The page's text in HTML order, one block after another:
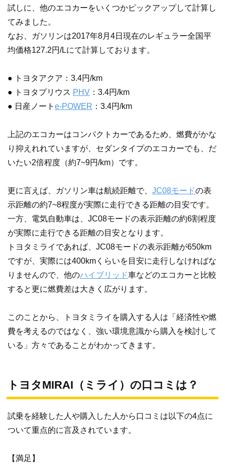
試しに、他のエコカーをいくつかピックアップして計算し
てみました。
なお、ガソリンは2017年8月4日現在のレギュラー全国平
均価格127.2円/Lにて計算しております。
● トヨタアクア：3.4円/km
● トヨタプリウス PHV ：3.4円/km
● 日産ノート e-POWER ：3.4円/km
上記のエコカーはコンパクトカーであるため、燃費がかな
り抑えれれていますが、セダンタイプのエコカーでも、だ
いたい2倍程度（約7~9円/km）です。
更に言えば、ガソリン車は航続距離で、 JC08モードの表
示距離の約7~8程度が実際に走行できる距離の目安です。
一方、電気自動車は、JC08モードの表示距離の約6割程度
が実際に走行できる距離の目安となります。
トヨタミライであれば、JC08モードの表示距離が650km
ですが、実際には400kmくらいを目安に走行しなければな
りませんので、他のハイブリッド車などのエコカーと比較
すると更に燃費差は大きく広がります。
このことから、トヨタミライを購入する人は「経済性や燃
費を考えるのではなく、強い環境意識から購入を検討して
いる」方々であることがわかってきます。
トヨタMIRAI（ミライ）の口コミは？
試乗を経験した人や購入した人から口コミは以下の4点に
ついて重点的に言及されています。
【満足】